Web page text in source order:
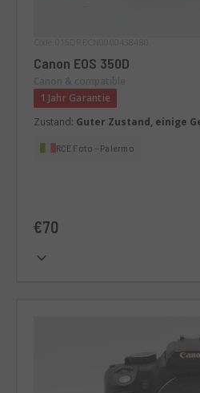
Canon EOS 350D
1 Jahr Garantie
Zustand: Guter Zustand, einige
RCE Foto - Palermo
€70